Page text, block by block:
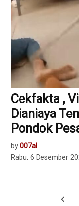
Cekfakta ,
Dianiaya
Pondok
by 007al
Rabu, 6 Desember